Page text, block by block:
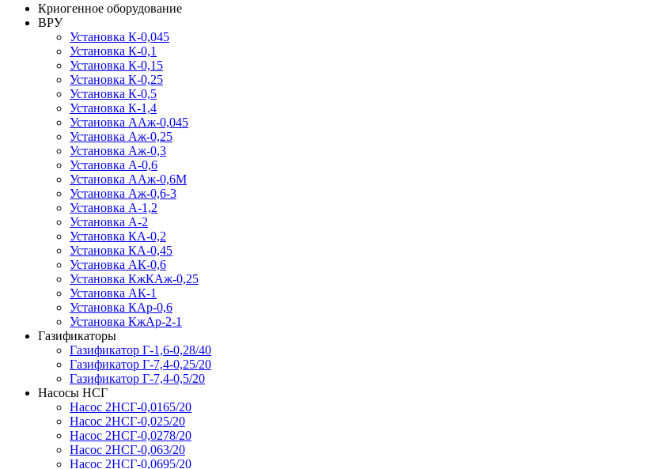
Криогенное оборудование
ВРУ
Установка К-0,045
Установка К-0,1
Установка К-0,15
Установка К-0,25
Установка К-0,5
Установка К-1,4
Установка ААж-0,045
Установка Аж-0,25
Установка Аж-0,3
Установка А-0,6
Установка ААж-0,6М
Установка Аж-0,6-3
Установка А-1,2
Установка А-2
Установка КА-0,2
Установка КА-0,45
Установка АК-0,6
Установка КжКАж-0,25
Установка АК-1
Установка КАр-0,6
Установка КжАр-2-1
Газификаторы
Газификатор Г-1,6-0,28/40
Газификатор Г-7,4-0,25/20
Газификатор Г-7,4-0,5/20
Насосы НСГ
Насос 2НСГ-0,0165/20
Насос 2НСГ-0,025/20
Насос 2НСГ-0,0278/20
Насос 2НСГ-0,063/20
Насос 2НСГ-0,0695/20